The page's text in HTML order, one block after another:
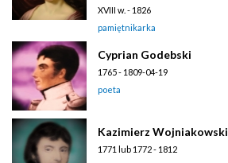
XVIII w. - 1826
pamiętnikarka
Cyprian Godebski
1765 - 1809-04-19
poeta
Kazimierz Wojniakowski
1771 lub 1772 - 1812